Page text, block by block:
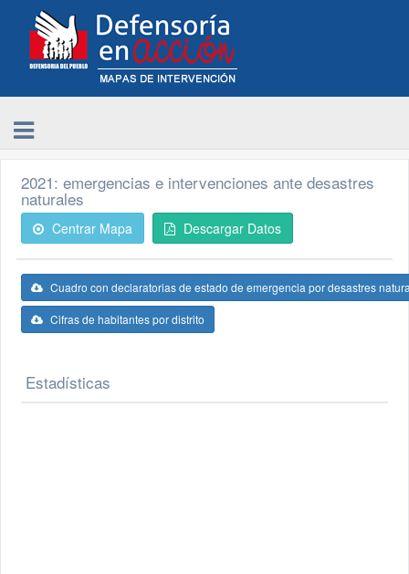
2021: emergencias e intervenciones ante desastres
naturales
Centrar Mapa Descargar Datos
Cuadro con declaratorias de estado de emergencia por desastres
Cifras de habitantes por distrito
Estadísticas